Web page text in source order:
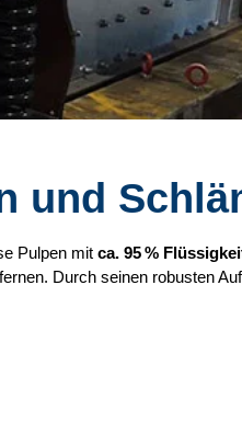
und
Pulpen mit ca. 95 %
Durch seinen robusten